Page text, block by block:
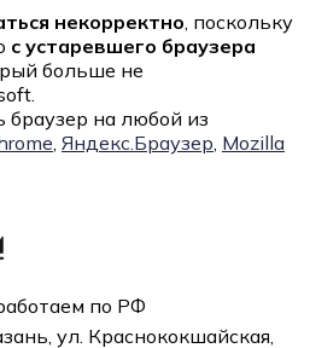
некорректно, поскольку
с устаревшего браузера
больше не
на любой из
, Яндекс.Браузер, Mozilla
по РФ
ул. Краснококшайская,